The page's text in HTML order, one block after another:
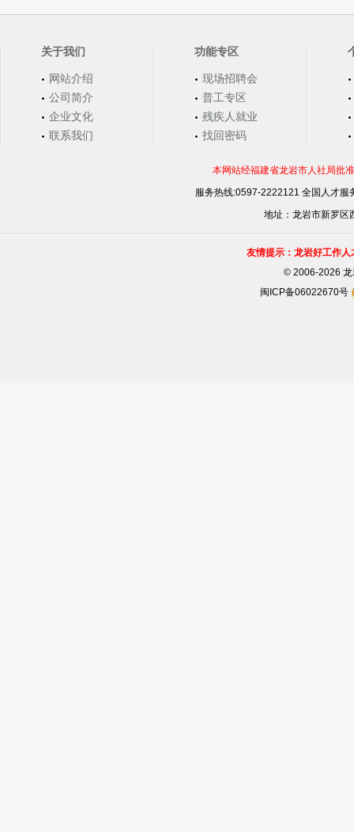
关于我们
网站介绍
公司简介
企业文化
联系我们
功能专区
现场招聘会
普工专区
残疾人就业
找回密码
本网站经福建省龙岩市人社局批
服务热线:0597-2222121 全国人才
地址：龙岩市新罗区
友情提示：龙岩好工作
©2006-2026 龙
闽ICP备06022670号